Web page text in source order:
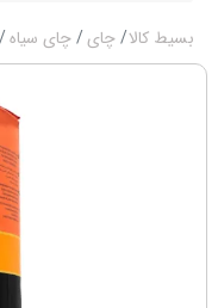
بسیط کالا چای چای سیاه